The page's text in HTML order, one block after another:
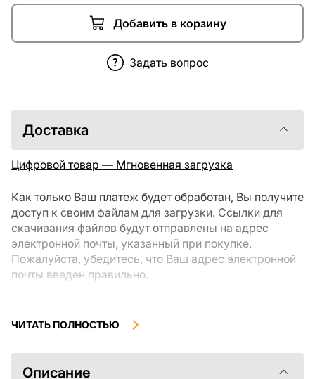
Добавить в корзину
Задать вопрос
Доставка
Цифровой товар — Мгновенная загрузка
Как только Ваш платеж будет обработан, Вы получите
доступ к своим файлам для загрузки. Ссылки для
скачивания файлов будут отправлены на адрес
электронной почты, указанный при покупке.
Пожалуйста, убедитесь, что Ваш адрес электронной
почты введен правильно.
загрузки, не подлежат возврату или обмену после их
ознакомиться с описанием товара и задать все
интересующие Вас вопросы перед покупкой. Если у
ЧИТАТЬ ПОЛНОСТЬЮ
Описание